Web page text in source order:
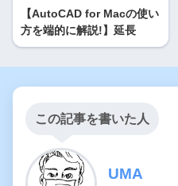
【AutoCAD for Macの使い
方を端的に解説!】延長
この記事を書いた人
UMA